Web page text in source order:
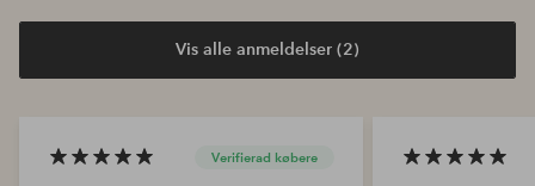
Vis alle anmeldelser (2)
Verifierad købere